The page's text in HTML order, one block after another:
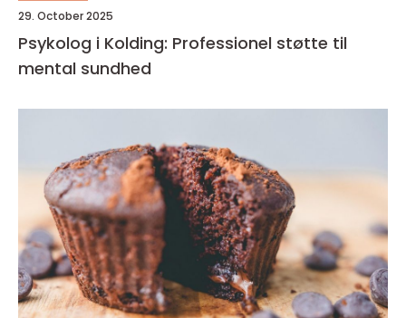
29. October 2025
Psykolog i Kolding: Professionel støtte til
mental sundhed